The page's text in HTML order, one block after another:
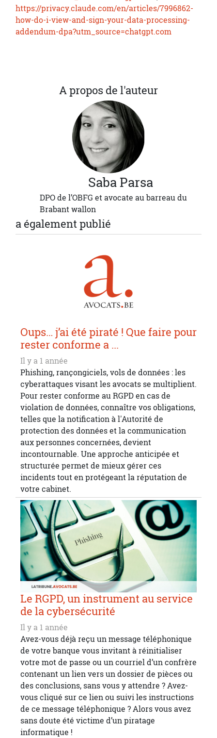
https://privacy.claude.com/en/articles/7996862-
how-do-i-view-and-sign-your-data-processing-
addendum-dpa?utm_source=chatgpt.com
A propos de l'auteur
Saba Parsa
DPO de l’OBFG et avocate au barreau du
Brabant wallon
a également publié
Oups… j’ai été piraté ! Que faire pour
rester conforme a ...
Il y a 1 année
Phishing, rançongiciels, vols de données : les
cyberattaques visant les avocats se multiplient.
Pour rester conforme au RGPD en cas de
violation de données, connaître vos obligations,
telles que la notification à l'Autorité de
protection des données et la communication
aux personnes concernées, devient
incontournable. Une approche anticipée et
structurée permet de mieux gérer ces
incidents tout en protégeant la réputation de
votre cabinet.
Le RGPD, un instrument au service
de la cybersécurité
Il y a 1 année
Avez-vous déjà reçu un message téléphonique
de votre banque vous invitant à réinitialiser
votre mot de passe ou un courriel d’un confrère
contenant un lien vers un dossier de pièces ou
des conclusions, sans vous y attendre ? Avez-
vous cliqué sur ce lien ou suivi les instructions
de ce message téléphonique ? Alors vous avez
sans doute été victime d’un piratage
informatique !